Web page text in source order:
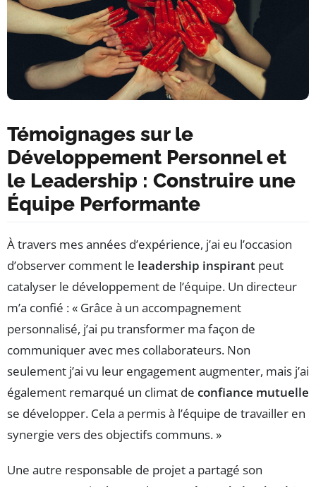
Témoignages sur le
Développement Personnel et
le Leadership : Construire une
Équipe Performante
À travers mes années d’expérience, j’ai eu l’occasion
d’observer comment le leadership inspirant peut
catalyser le développement de l’équipe. Un directeur
m’a confié : « Grâce à un accompagnement
personnalisé, j’ai pu transformer ma façon de
communiquer avec mes collaborateurs. Non
seulement j’ai vu leur engagement augmenter, mais j’ai
également remarqué un climat de confiance mutuelle
se développer. Cela a permis à l’équipe de travailler en
synergie vers des objectifs communs. »
Une autre responsable de projet a partagé son